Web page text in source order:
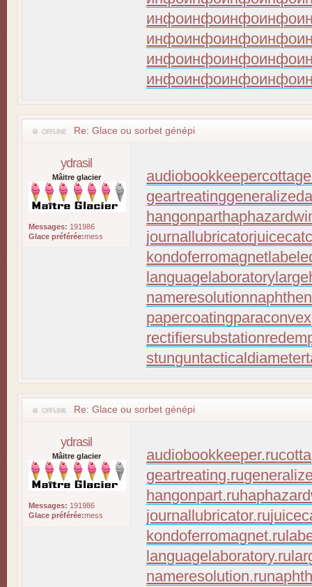
инфоинфоинфоинфо
инфоинфоинфоинфо
инфоинфоинфоинфо
инфоинфоинфоинфо
Re: Glace ou sorbet génépi
ydrasil
Mâitre glacier
Messages: 191986
Glace préférée:mess
audiobookkeeper
geartreating
hangonpart
journallubricator
kondoferromagnet
languagelaboratory
nameresolution
papercoating
rectifiersubstation
stunguntacticaldiameter
Re: Glace ou sorbet génépi
ydrasil
Mâitre glacier
Messages: 191986
Glace préférée:mess
audiobookkeeper.ru
geartreating.ru
hangonpart.ru
journallubricator.ru
kondoferromagnet.ru
languagelaboratory.ru
nameresolution.ru